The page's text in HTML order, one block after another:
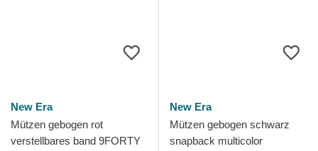
New Era
Mützen gebogen rot
verstellbares band 9FORTY
New Era
Mützen gebogen schwarz
snapback multicolor